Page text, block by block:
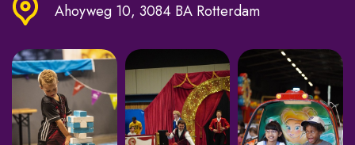
Ahoyweg 10, 3084 BA Rotterdam